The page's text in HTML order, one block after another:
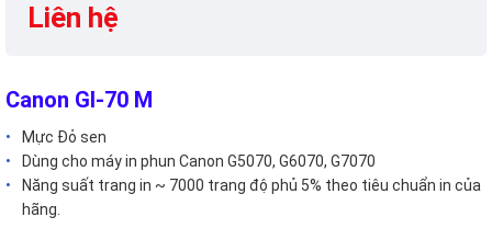
Liên hệ
Canon GI-70 M
Mực Đỏ sen
Dùng cho máy in phun Canon G5070, G6070, G7070
Năng suất trang in ~ 7000 trang độ phủ 5% theo tiêu chuẩn in của
hãng.